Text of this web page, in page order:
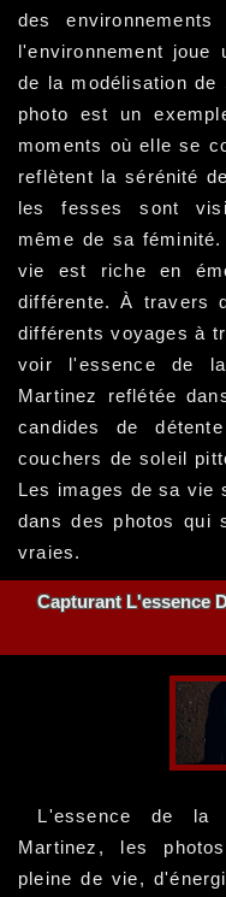
des
l'environnement joue
de la modélisation de
photo est un
moments où elle se
reflètent la sérénité
les fesses sont
même de sa
vie est riche en
différente. À travers
différents voyages à
voir l'essence de
Martinez reflétée
candides de
couchers de soleil
Les images de sa vie
dans des photos qui
vraies.
Capturant L'essence
L'essence de la
Martinez, les
pleine de vie,